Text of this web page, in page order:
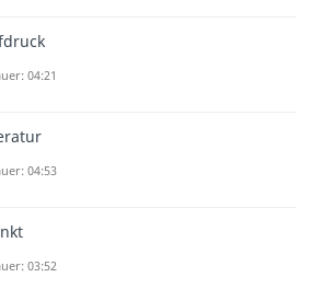
04:21
04:53
03:52